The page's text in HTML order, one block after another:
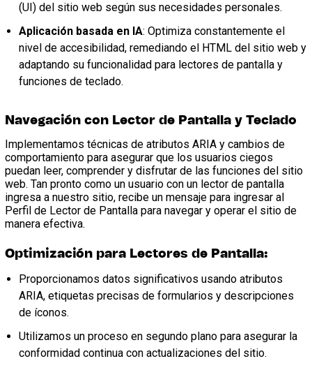
(UI) del sitio web según sus necesidades personales.
Aplicación basada en IA: Optimiza constantemente el
nivel de accesibilidad, remediando el HTML del sitio web y
adaptando su funcionalidad para lectores de pantalla y
funciones de teclado.
Navegación con Lector de Pantalla y Teclado
Implementamos técnicas de atributos ARIA y cambios de
comportamiento para asegurar que los usuarios ciegos
puedan leer, comprender y disfrutar de las funciones del sitio
web. Tan pronto como un usuario con un lector de pantalla
ingresa a nuestro sitio, recibe un mensaje para ingresar al
Perfil de Lector de Pantalla para navegar y operar el sitio de
manera efectiva.
Optimización para Lectores de Pantalla:
Proporcionamos datos significativos usando atributos
ARIA, etiquetas precisas de formularios y descripciones
de íconos.
Utilizamos un proceso en segundo plano para asegurar la
conformidad continua con actualizaciones del sitio.